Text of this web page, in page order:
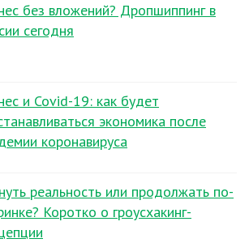
без вложений? Дропшиппинг в
сегодня
и Covid-19: как будет
экономика после
коронавируса
реальность или продолжать по-
Коротко о гроусхакинг-